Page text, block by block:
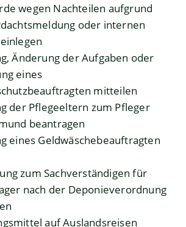
wegen Nachteilen aufgrund
oder internen
Änderung der Aufgaben oder
eines
mitteilen
der Pflegeeltern zum Pfleger
beantragen
eines Geldwäschebeauftragten
zum Sachverständigen für
nach der Deponieverordnung
auf Auslandsreisen